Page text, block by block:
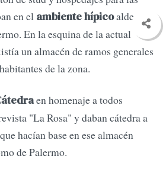
en el ambiente hípicoaldeano
En la esquina de la actual
un almacén de ramos generales
de la zona.
en homenaje a todos
"La Rosa" y daban cátedra a
hacían base en ese almacén
de Palermo.